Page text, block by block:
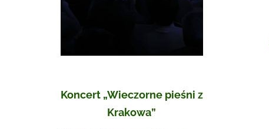
Koncert „Wieczorne pieśni z
Krakowa”